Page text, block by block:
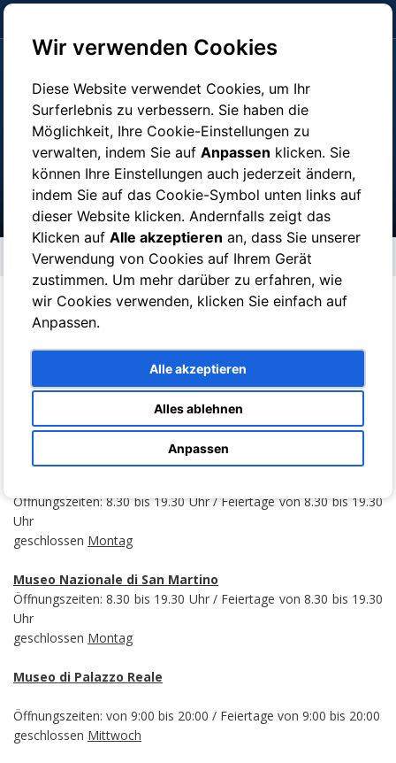
Wir verwenden Cookies
Diese Website verwendet Cookies, um Ihr
Surferlebnis zu verbessern. Sie haben die
Möglichkeit, Ihre Cookie-Einstellungen zu
verwalten, indem Sie aufAnpassen klicken. Sie
können Ihre Einstellungen auch jederzeit ändern,
indem Sie auf das Cookie-Symbol unten links auf
dieser Website klicken. Andernfalls zeigt das
Klicken aufAlle akzeptieren an, dass Sie unserer
Verwendung von Cookies auf Ihrem Gerät
zustimmen. Um mehr darüber zu erfahren, wie
wir Cookies verwenden, klicken Sie einfach auf
Anpassen.
Alle akzeptieren
Alles ablehnen
Anpassen
Museen Info
Museen Info
NEAPEL MUSEEN
Archäologisches Nationalmuseum
Öffnungszeiten: von 9.00 bis 19.30 Uhr / Feiertage von 9.00 bis
19.30 Uhr
Die Kasse schließt um 18.00 Uhr
geschlossenDienstag
National Museum und Galerien von Capodimonte
Öffnungszeiten: 8.30 bis 19.30 Uhr / Feiertage von 8.30 bis 19.30
Uhr
geschlossen Montag
Museo Nazionale di San Martino
Öffnungszeiten: 8.30 bis 19.30 Uhr / Feiertage von 8.30 bis 19.30
Uhr
geschlossen Montag
Museo di Palazzo Reale
Öffnungszeiten: von 9:00 bis 20:00 / Feiertage von 9:00 bis 20:00
geschlossen Mittwoch